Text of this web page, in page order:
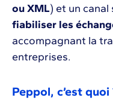
ou XML) et un canal
fiabiliser les
accompagnant la
entreprises.
Peppol, c’est quoi